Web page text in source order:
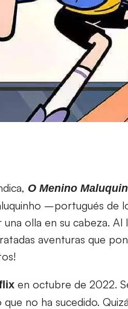
O Menino
–portugués de
olla en su cabeza.
aventuras que
en octubre de 2022.
no ha sucedido.